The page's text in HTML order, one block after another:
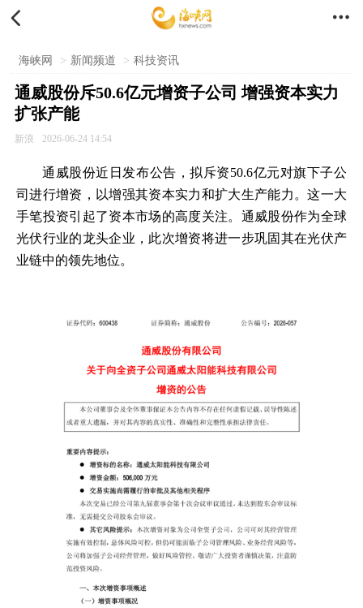
 
海峡网 > 新闻频道 > 科技资讯
通威股份斥50.6亿元增资子公司 增强资本实力
扩张产能
新浪 2026-06-24 14:54
通威股份近日发布公告，拟斥资50.6亿元对旗下子公
司进行增资，以增强其资本实力和扩大生产能力。这一大
手笔投资引起了资本市场的高度关注。通威股份作为全球
光伏行业的龙头企业，此次增资将进一步巩固其在光伏产
业链中的领先地位。